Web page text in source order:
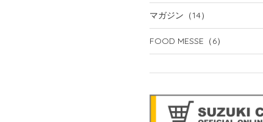
マガジン （14）
FOOD MESSE （6）